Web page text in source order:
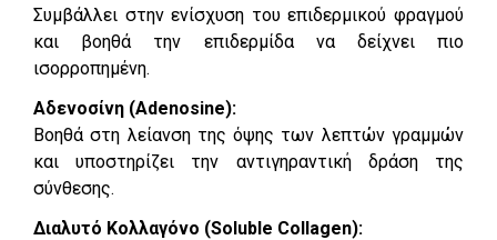
Συμβάλλει στην ενίσχυση του επιδερμικού φραγμού
και βοηθά την επιδερμίδα να δείχνει πιο
ισορροπημένη.
Αδενοσίνη (Adenosine):
Βοηθά στη λείανση της όψης των λεπτών γραμμών
και υποστηρίζει την αντιγηραντική δράση της
σύνθεσης.
Διαλυτό Κολλαγόνο (Soluble Collagen):